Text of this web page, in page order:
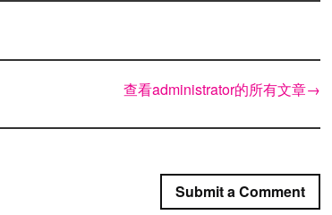
查看administrator的所有文章→
Submit a Comment